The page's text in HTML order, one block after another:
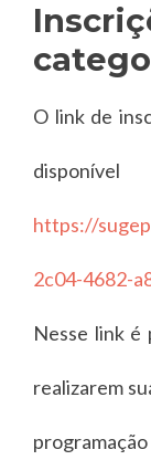
O link de
https://
2c04-4682-
Nesse link é
realizarem